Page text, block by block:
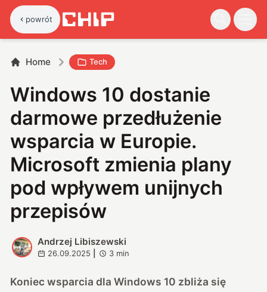
powrót
Home Tech
Windows 10 dostanie
darmowe przedłużenie
wsparcia w Europie.
Microsoft zmienia plany
pod wpływem unijnych
przepisów
A
Andrzej Libiszewski
26.09.2025 3 min
Koniec wsparcia dla Windows 10 zbliża się